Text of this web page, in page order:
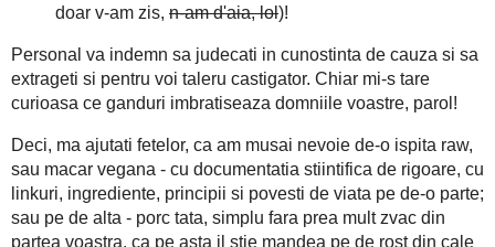
Si uite asa si din cauza aia, imi sterg ochii injectati de
a nu fi raw-vegan, sau macar vegan, sau cel putin
asta n-are zvacniri prea mari de acceptare a ierbii, ca de,
in toate madularele fiintei mele - drept pentru care am ca